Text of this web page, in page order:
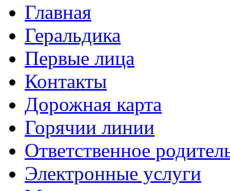
Главная
Геральдика
Первые лица
Контакты
Дорожная карта
Горячии линии
Ответственное
Электронные услуги